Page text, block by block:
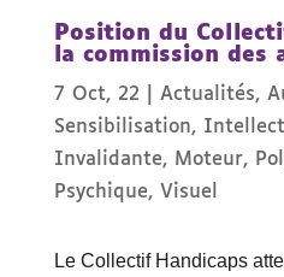
Position du
la commission des
7 Oct, 22| Actualités,
Sensibilisation,
Invalidante, Moteur,
Psychique, Visuel
Le Collectif Handicaps